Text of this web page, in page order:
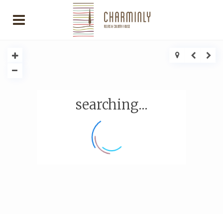
searching...